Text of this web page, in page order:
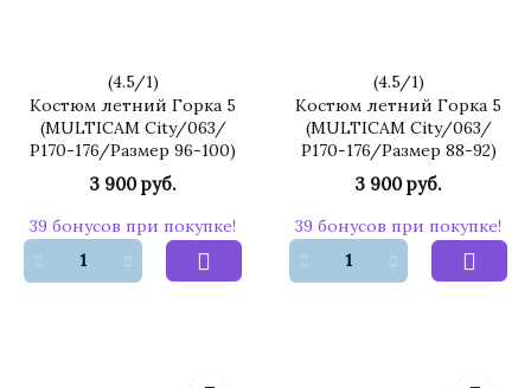
(4.5/1)
Костюм летний Горка 5
(MULTICAM City/063/
Р170-176/Размер 96-100)
3 900 руб.
39 бонусов при покупке!
(4.5/1)
Костюм летний Горка 5
(MULTICAM City/063/
Р170-176/Размер 88-92)
3 900 руб.
39 бонусов при покупке!